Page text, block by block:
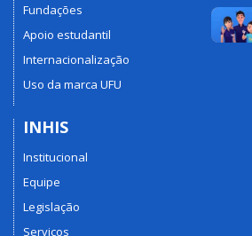
Fundações
Apoio estudantil
Internacionalização
Uso da marca UFU
INHIS
Institucional
Equipe
Legislação
Serviços